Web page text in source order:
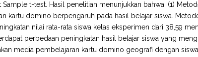
t-test. Hasil penelitian menunjukkan bahwa: (1)
kartu domino berpengaruh pada hasil belajar siswa.
nilai rata-rata siswa kelas eksperimen dari 38,59
perbedaan peningkatan hasil belajar siswa yang
media pembelajaran kartu domino geografi dengan